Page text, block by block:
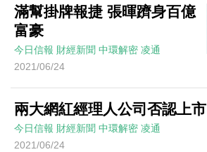
滿幫掛牌報捷 張暉躋身百億
富豪
今日信報 財經新聞 中環解密 凌通
2021/06/24
兩大網紅經理人公司否認上市
今日信報 財經新聞 中環解密 凌通
2021/06/24